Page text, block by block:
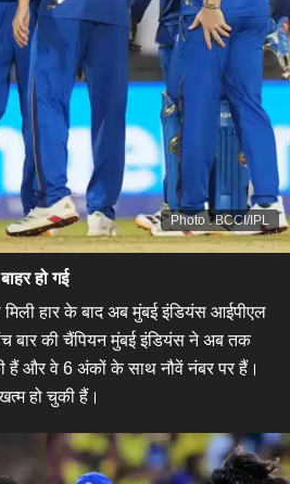
Photo : BCCI/IPL
हो गई
हार के बाद अब मुंबई इंडियंस आईपीएल
बार की चैंपियन मुंबई इंडियंस ने अब तक
हैं और वे 6 अंकों के साथ नौवें नंबर पर हैं।
हो चुकी हैं।